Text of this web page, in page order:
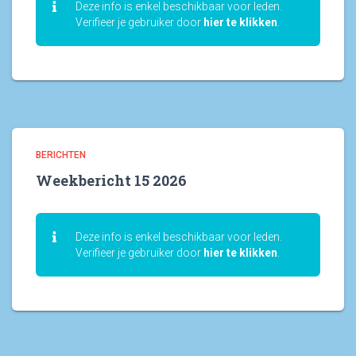
Deze info is enkel beschikbaar voor leden.
Verifieer je gebruiker door hier te klikken
BERICHTEN
Weekbericht 15 2026
Deze info is enkel beschikbaar voor leden.
Verifieer je gebruiker door hier te klikken